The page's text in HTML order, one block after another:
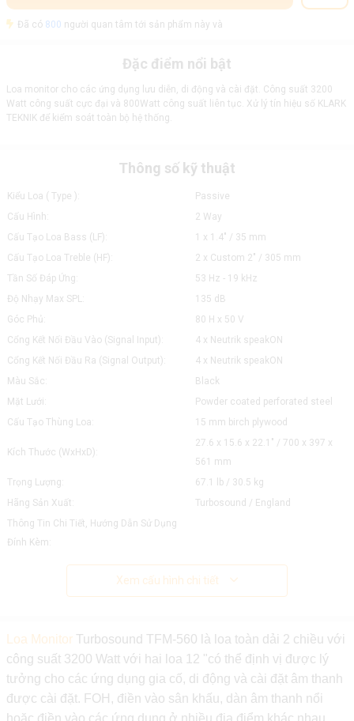
Đã có 800 người quan tâm tới sản phẩm này và
Đặc điểm nổi bật
Loa monitor cho các ứng dụng lưu diễn, di động và cài đặt. Công suất 3200
Watt công suất cực đại và 800Watt công suất liên tục. Xử lý tín hiệu số KLARK
TEKNIK để kiểm soát toàn bộ hệ thống.
Thông số kỹ thuật
Kiểu Loa ( Type ):
Passive
Cấu Hình:
2 Way
Cấu Tạo Loa Bass (LF):
1 x 1.4" / 35 mm
Cấu Tạo Loa Treble (HF):
2 x Custom 2" / 305 mm
Tần Số Đáp Ứng:
53 Hz - 19 kHz
Độ Nhạy Max SPL:
135 dB
Góc Phủ:
80 H x 50 V
Cổng Kết Nối Đầu Vào (Signal Input):
4 x Neutrik speakON
Cổng Kết Nối Đầu Ra (Signal Output):
4 x Neutrik speakON
Màu Sắc:
Black
Mặt Lưới:
Powder coated perforated steel
Cấu Tạo Thùng Loa:
15 mm birch plywood
Kích Thước (WxHxD):
27.6 x 15.6 x 22.1" / 700 x 397 x
561 mm
Trọng Lượng:
67.1 lb / 30.5 kg
Hãng Sản Xuất:
Turbosound / England
Thông Tin Chi Tiết, Hướng Dẫn Sử Dụng
Đính Kèm:
Xem cấu hình chi tiết
Loa MonitorTurbosound TFM-560 là loa toàn dải 2 chiều với
công suất 3200 Watt với hai loa 12 "có thể định vị được lý
tưởng cho các ứng dụng gia cố, di động và cài đặt âm thanh
được cài đặt. FOH, điền vào sân khấu, dàn âm thanh nổi
hoặc điền vào các ứng dụng ở nhiều địa điểm khác nhau.